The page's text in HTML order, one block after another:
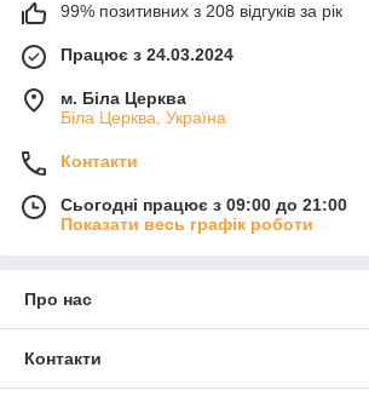
99% позитивних з 208 відгуків за рік
Працює з 24.03.2024
м. Біла Церква
Біла Церква, Україна
Контакти
Сьогодні працює з 09:00 до 21:00
Показати весь графік роботи
Про нас
Контакти